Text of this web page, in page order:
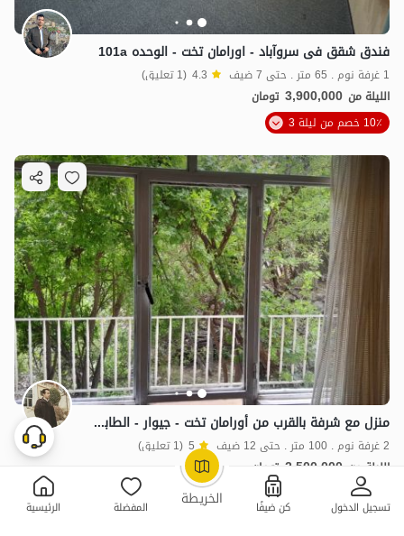
الخريطة تسجيل الدخول كن ضيفًا المفضلة الرئيسية
OpenStreetMap
فندق شقق فی سروآباد - اورامان تخت - الوحده 101a
1 غرفة نوم . 65 متر . حتى 7 ضيف 4.3 (1 تعليق)
الليلة من 3,900,000 تومان
10٪ خصم من ليلة 3
منزل مع شرفة بالقرب من أورامان تخت - جيوار - الطابق الثاني
2 غرفة نوم . 100 متر . حتى 12 ضيف 5 (1 تعليق)
الليلة من 2,500,000 تومان
منظر جميل
بات نواز